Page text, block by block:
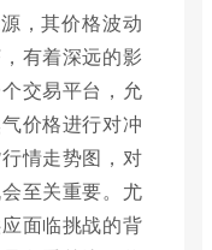
，其价格波动
有着深远的影
交易平台，允
价格进行对冲
情走势图，对
至关重要。尤
面临挑战的背